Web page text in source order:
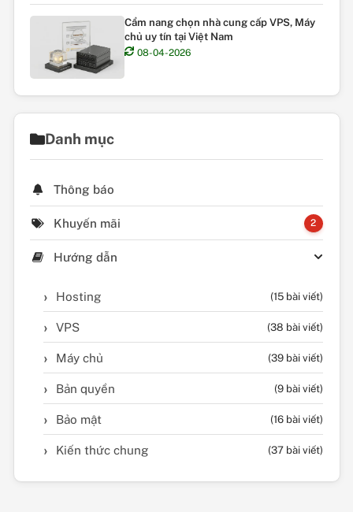
Danh mục
Thông báo
Khuyến mãi 2
Hướng dẫn
Hosting (15 bài viết)
VPS (38 bài viết)
Máy chủ (39 bài viết)
Bản quyền (9 bài viết)
Bảo mật (16 bài viết)
Kiến thức chung (37 bài viết)
Cẩm nang chọn nhà cung cấp VPS, Máy
chủ uy tín tại Việt Nam
08-04-2026